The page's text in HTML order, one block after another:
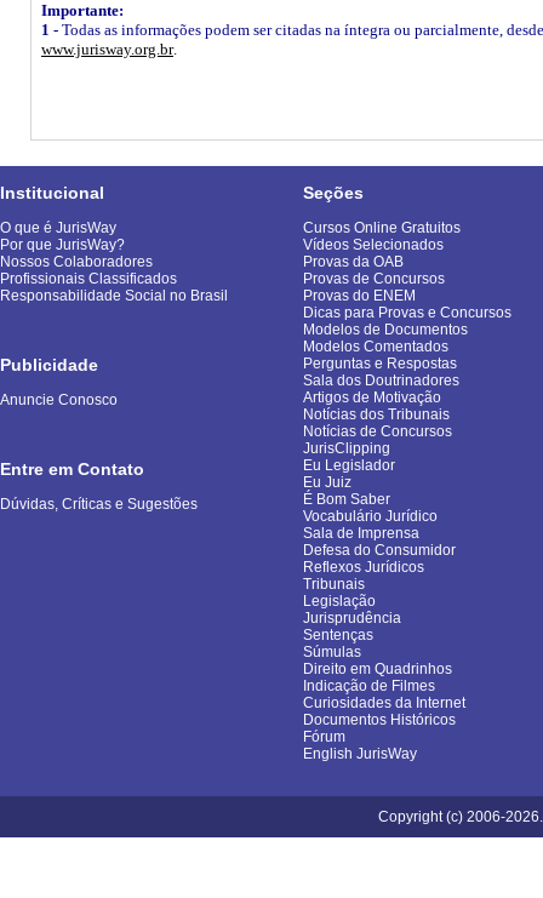
Importante:
1 - Todas as informações podem ser citadas na íntegra ou parcialmente,
www.jurisway.org.br.
Institucional
O que é JurisWay
Por que JurisWay?
Nossos Colaboradores
Profissionais Classificados
Responsabilidade Social no Brasil
Publicidade
Anuncie Conosco
Entre em Contato
Dúvidas, Críticas e Sugestões
Seções
Cursos Online Gratuitos
Vídeos Selecionados
Provas da OAB
Provas de Concursos
Provas do ENEM
Dicas para Provas e Concursos
Modelos de Documentos
Modelos Comentados
Perguntas e Respostas
Sala dos Doutrinadores
Artigos de Motivação
Notícias dos Tribunais
Notícias de Concursos
JurisClipping
Eu Legislador
Eu Juiz
É Bom Saber
Vocabulário Jurídico
Sala de Imprensa
Defesa do Consumidor
Reflexos Jurídicos
Tribunais
Legislação
Jurisprudência
Sentenças
Súmulas
Direito em Quadrinhos
Indicação de Filmes
Curiosidades da Internet
Documentos Históricos
Fórum
English JurisWay
Copyright (c) 2006-